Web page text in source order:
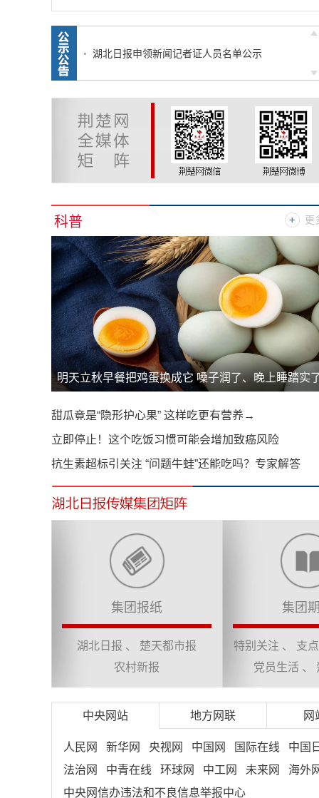
示
关于推荐参加第36届中国新闻奖新媒体、国际传
播专项初评作品的公示公告
关于推荐参加第36届中国新闻奖视听设计专项初
评作品的公示公告
科普 更
明天立秋早餐把鸡蛋换成它 嗓子润了、晚上睡踏实
甜瓜竟是“隐形护心果” 这样吃更有营养→
立即停止！这个吃饭习惯可能会增加致癌风险
抗生素超标引关注 “问题牛蛙”还能吃吗？专家解答
集团报纸
湖北日报 、
楚天都市报
农村新报
集团
特别关注 、
支点
党员生活 、
中央网站 地方网联 网
人民网 新华网 央视网 中国网 国际在线
中国
法治网
中青在线 环球网 中工网 未来网
海外
中央网信办违法和不良信息举报中心